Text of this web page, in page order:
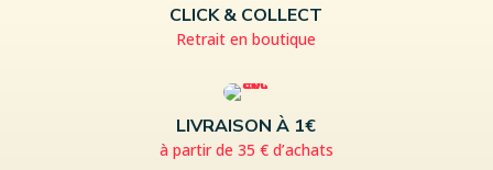
CLICK & COLLECT
Retrait en boutique
LIVRAISON À 1€
à partir de 35 € d’achats